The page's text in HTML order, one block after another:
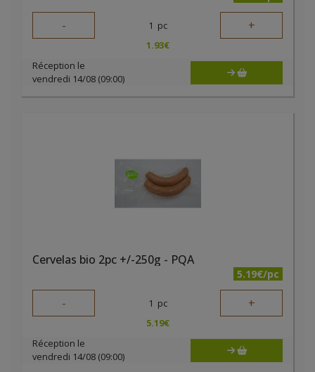
- 1 pc +
1.93€
Réception le
vendredi 14/08 (09:00)
Cervelas bio 2pc +/-250g - PQA
5.19€/pc
- 1 pc +
5.19€
Réception le
vendredi 14/08 (09:00)